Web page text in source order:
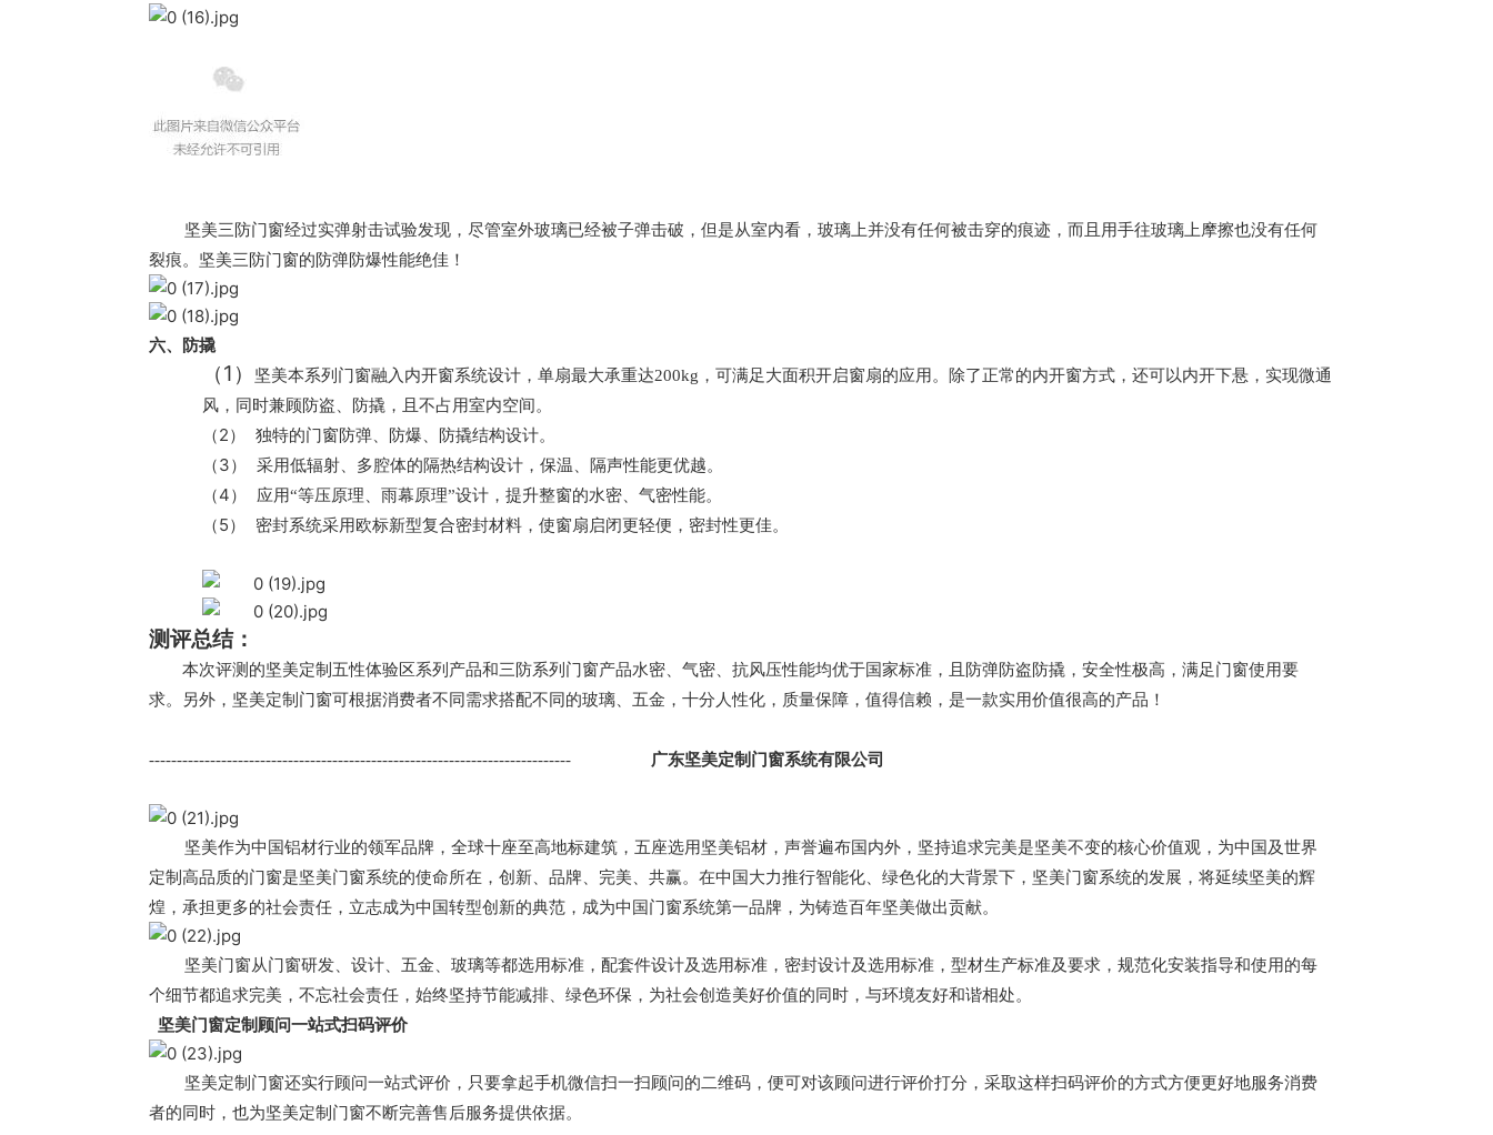
坚美三防门窗经过实弹射击试验发现，尽管室外玻璃已经被子弹击破，但是从室内看，玻璃上并没有任何被击穿的痕迹，而且用手往玻璃上摩擦也没有任何
裂痕。坚美三防门窗的防弹防爆性能绝佳！
六、防撬
（1）
坚美本系列门窗融入内开窗系统设计，单扇最大承重达200kg，可满足大面积开启窗扇的应用。除了正常的内开窗方式，还可以内开下悬，实现微通
风，同时兼顾防盗、防撬，且不占用室内空间。
（2） 独特的门窗防弹、防爆、防撬结构设计。
（3） 采用低辐射、多腔体的隔热结构设计，保温、隔声性能更优越。
（4） 应用“等压原理、雨幕原理”设计，提升整窗的水密、气密性能。
（5） 密封系统采用欧标新型复合密封材料，使窗扇启闭更轻便，密封性更佳。
测评总结：
本次评测的坚美定制五性体验区系列产品和三防系列门窗产品水密、气密、抗风压性能均优于国家标准，且防弹防盗防撬，安全性极高，满足门窗使用要
求。另外，坚美定制门窗可根据消费者不同需求搭配不同的玻璃、五金，十分人性化，质量保障，值得信赖，是一款实用价值很高的产品！
---------------------------------------------------------------------------- 广东坚美定制门窗系统有限公司
坚美作为中国铝材行业的领军品牌，全球十座至高地标建筑，五座选用坚美铝材，声誉遍布国内外，坚持追求完美是坚美不变的核心价值观，为中国及世界
定制高品质的门窗是坚美门窗系统的使命所在，创新、品牌、完美、共赢。在中国大力推行智能化、绿色化的大背景下，坚美门窗系统的发展，将延续坚美的辉
煌，承担更多的社会责任，立志成为中国转型创新的典范，成为中国门窗系统第一品牌，为铸造百年坚美做出贡献。
坚美门窗从门窗研发、设计、五金、玻璃等都选用标准，配套件设计及选用标准，密封设计及选用标准，型材生产标准及要求，规范化安装指导和使用的每
个细节都追求完美，不忘社会责任，始终坚持节能减排、绿色环保，为社会创造美好价值的同时，与环境友好和谐相处。
坚美门窗定制顾问一站式扫码评价
坚美定制门窗还实行顾问一站式评价，只要拿起手机微信扫一扫顾问的二维码，便可对该顾问进行评价打分，采取这样扫码评价的方式方便更好地服务消费
者的同时，也为坚美定制门窗不断完善售后服务提供依据。